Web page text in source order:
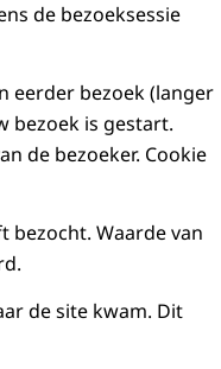
de bezoeksessie
eerder bezoek (langer
bezoek is gestart.
de bezoeker. Cookie
bezocht. Waarde van
de site kwam. Dit